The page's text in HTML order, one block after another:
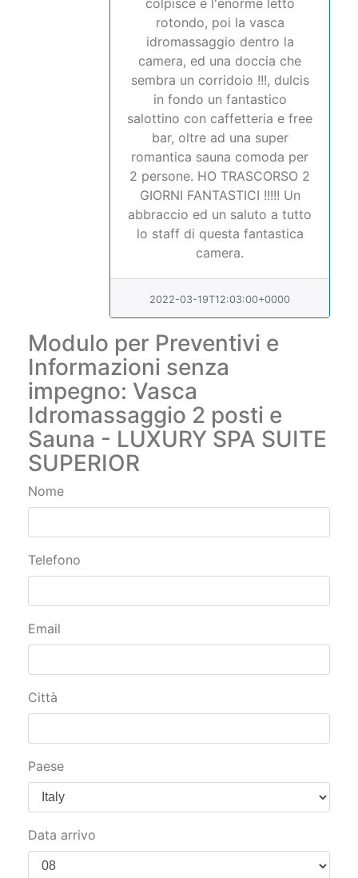
sembra un corridoio !!!, dulcis
in fondo un fantastico
salottino con caffetteria e free
bar, oltre ad una super
romantica sauna comoda per
2 persone. HO TRASCORSO 2
GIORNI FANTASTICI !!!!! Un
abbraccio ed un saluto a tutto
lo staff di questa fantastica
camera.
2022-03-19T12:03:00+0000
Modulo per Preventivi e
Informazioni senza
impegno: Vasca
Idromassaggio 2 posti e
Sauna - LUXURY SPA SUITE
SUPERIOR
Nome
Telefono
Email
Città
Paese
Data arrivo